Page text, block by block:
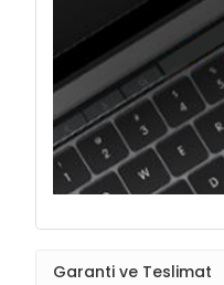
Garanti ve Teslimat